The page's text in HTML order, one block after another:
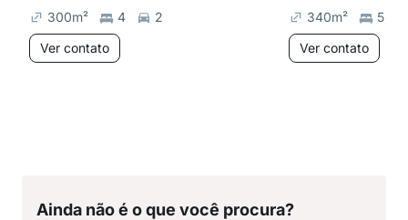
300m² 4
2
Ver contato
340m²
5
Ver contato
Ainda não é o que você procura?